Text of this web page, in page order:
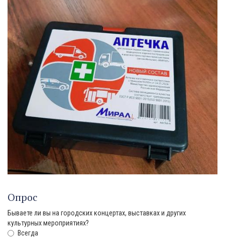
Опрос
Бываете ли вы на городских концертах, выставках и других
культурных мероприятиях?
Всегда